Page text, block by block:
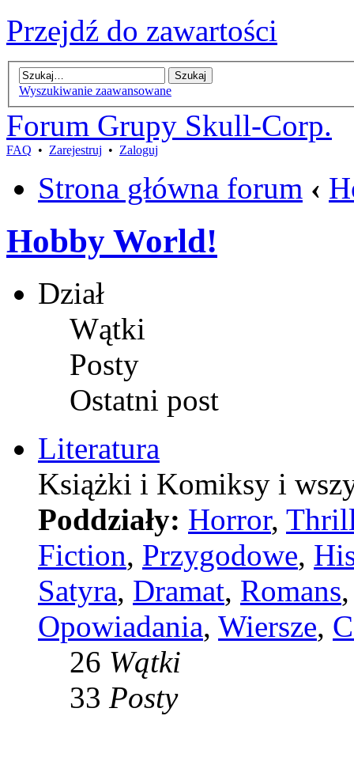
Przejdź do zawartości
Wyszukiwanie zaawansowane
Forum Grupy Skull-Corp.
FAQ • Zarejestruj • Zaloguj
Strona główna forum ‹
Hobby World!
Dział
Wątki
Posty
Ostatni post
Literatura
Książki i Komiksy i
Poddziały: Horror,
Fiction, Przygodowe,
Satyra, Dramat, Romans
Opowiadania, Wiersze,
26 Wątki
33 Posty